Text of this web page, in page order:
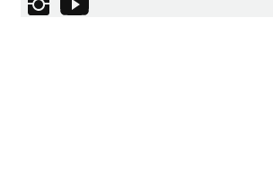
InstagramYouTube